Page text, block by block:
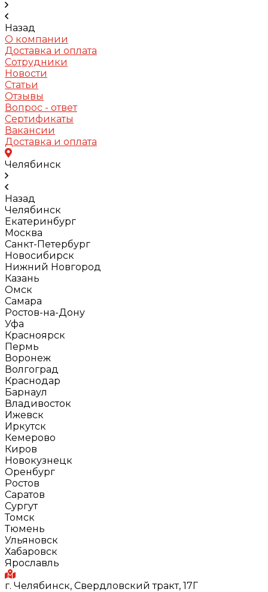
Назад
О компании
Доставка и оплата
Сотрудники
Новости
Статьи
Отзывы
Вопрос - ответ
Сертификаты
Вакансии
Доставка и оплата
Челябинск
Назад
Челябинск
Екатеринбург
Москва
Санкт-Петербург
Новосибирск
Нижний Новгород
Казань
Омск
Самара
Ростов-на-Дону
Уфа
Красноярск
Пермь
Воронеж
Волгоград
Краснодар
Барнаул
Владивосток
Ижевск
Иркутск
Кемерово
Киров
Новокузнецк
Оренбург
Ростов
Саратов
Сургут
Томск
Тюмень
Ульяновск
Хабаровск
Ярославль
г. Челябинск, Свердловский тракт, 17Г